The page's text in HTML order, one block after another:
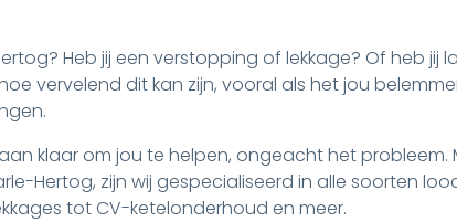
Heb jij een verstopping of lekkage? Of heb jij
vervelend dit kan zijn, vooral als het jou
klaar om jou te helpen, ongeacht het probleem.
Hertog, zijn wij gespecialiseerd in alle soorten
tot CV-ketelonderhoud en meer.